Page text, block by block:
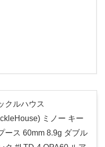
クルハウス
ミノー キー
ース 60mm 8.9g ダブル